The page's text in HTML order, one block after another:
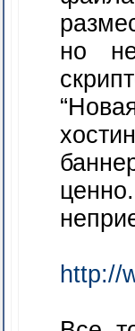
но
http://